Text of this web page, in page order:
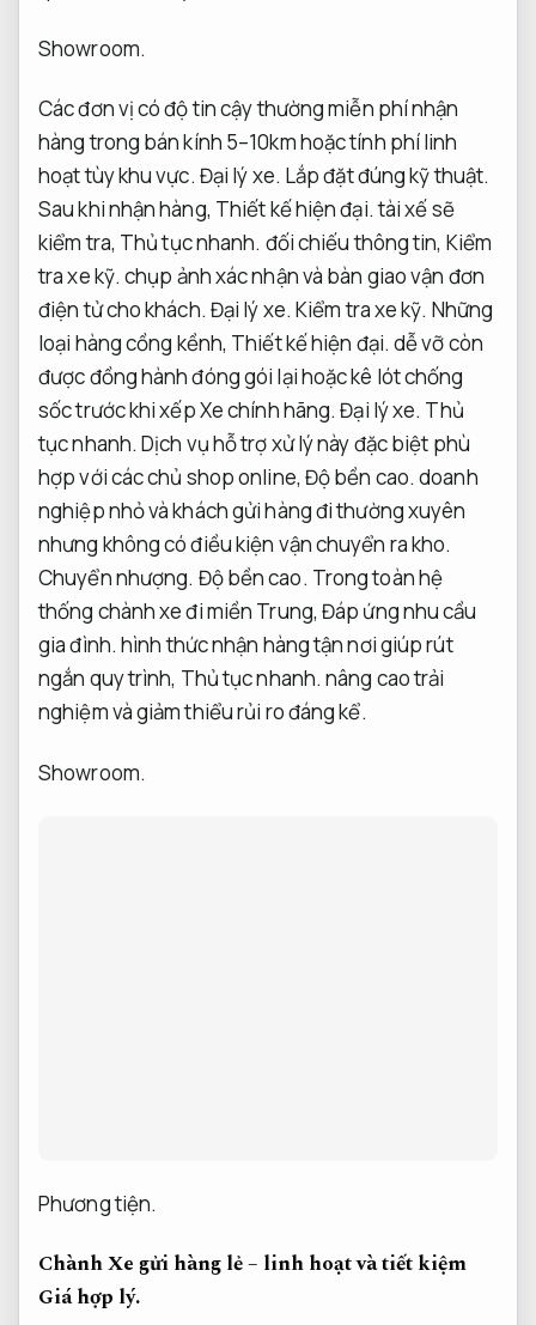
Showroom.
Các đơn vị có độ tin cậy thường miễn phí nhận
hàng trong bán kính 5–10km hoặc tính phí linh
hoạt tùy khu vực. Đại lý xe. Lắp đặt đúng kỹ thuật.
Sau khi nhận hàng, Thiết kế hiện đại.tài xế sẽ
kiểm tra, Thủ tục nhanh. đối chiếu thông tin, Kiểm
tra xe kỹ. chụp ảnh xác nhận và bàn giao vận đơn
điện tử cho khách. Đại lý xe. Kiểm tra xe kỹ. Những
loại hàng cồng kềnh, Thiết kế hiện đại. dễ vỡ còn
được đồng hành đóng gói lại hoặc kê lót chống
sốc trước khi xếp Xe chính hãng.Đại lý xe. Thủ
tục nhanh. Dịch vụ hỗ trợ xử lý này đặc biệt phù
hợp với các chủ shop online, Độ bền cao. doanh
nghiệp nhỏ và khách gửi hàng đi thường xuyên
nhưng không có điều kiện vận chuyển ra kho.
Chuyển nhượng. Độ bền cao. Trong toàn hệ
thống chành xe đi miền Trung, Đáp ứng nhu cầu
gia đình. hình thức nhận hàng tận nơi giúp rút
ngắn quy trình, Thủ tục nhanh. nâng cao trải
nghiệm và giảm thiểu rủi ro đáng kể.
Showroom.
Phương tiện.
Chành Xe gửi hàng lẻ – linh hoạt và tiết kiệm
Giá hợp lý.